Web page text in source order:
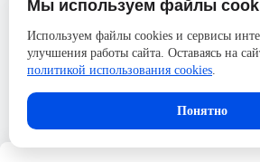
Номинальный ток
Напряжение, В
Пожалуйста, авторизуйтесь,
возможность оставлять вопросы.
Представленные изображения и характеристики
без предварительного уведомления. Компания
ответственности в случае не соответствия текущей
размещённым в карточке товара.
Мы используем файлы
Используем файлы cookies и сервисы
улучшения работы сайта. Оставаясь на
политикой использования cookies.
Понятно